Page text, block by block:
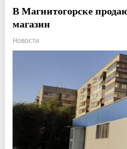
В Магнитогорске
магазин
Новости